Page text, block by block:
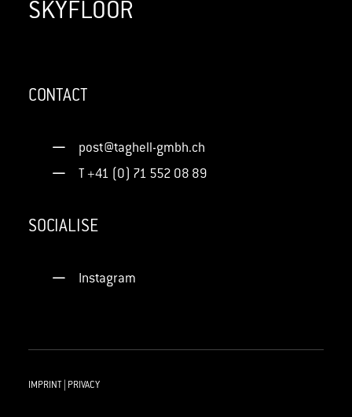
SKYFLOOR
CONTACT
post@taghell-gmbh.ch
T +41 (0) 71 552 08 89
SOCIALISE
Instagram
IMPRINT PRIVACY